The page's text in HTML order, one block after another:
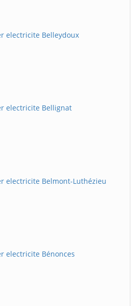
electricite Belleydoux
electricite Bellignat
electricite Belmont-Luthézieu
electricite Bénonces